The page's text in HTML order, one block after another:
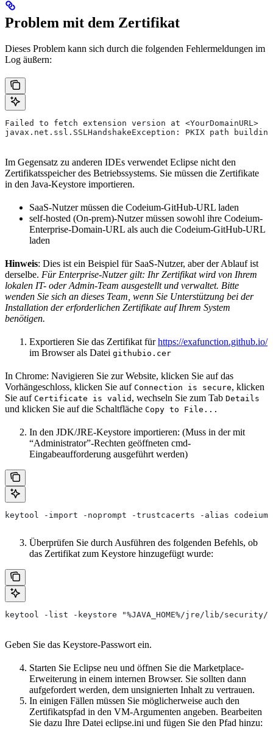
Problem mit dem Zertifikat
Dieses Problem kann sich durch die folgenden Fehlermeldungen im
Log äußern:
Failed to fetch extension version at <YourDomainURL>
javax.net.ssl.SSLHandshakeException: PKIX path
Im Gegensatz zu anderen IDEs verwendet Eclipse nicht den
Zertifikatsspeicher des Betriebssystems. Sie müssen die Zertifikate
in den Java-Keystore importieren.
SaaS-Nutzer müssen die Codeium-GitHub-URL laden
self-hosted (On-prem)-Nutzer müssen sowohl ihre Codeium-
Enterprise-Domain-URL als auch die Codeium-GitHub-URL
laden
Hinweis: Dies ist ein Beispiel für SaaS-Nutzer, aber der Ablauf ist
derselbe. Für Enterprise-Nutzer gilt: Ihr Zertifikat wird von Ihrem
lokalen IT- oder Admin-Team ausgestellt und verwaltet. Bitte
wenden Sie sich an dieses Team, wenn Sie Unterstützung bei der
Installation der erforderlichen Zertifikate auf Ihrem System
benötigen.
Exportieren Sie das Zertifikat fürhttps://exafunction.github.io/
im Browser als Datei githubio.cer
In Chrome: Navigieren Sie zur Website, klicken Sie auf das
Vorhängeschloss, klicken Sie auf Connection is secure, klicken
Sie auf Certificate is valid , wechseln Sie zum Tab Details
und klicken Sie auf die Schaltfläche Copy to File...
In den JDK/JRE-Keystore importieren: (Muss in der mit
“Administrator”-Rechten geöffneten cmd-
Eingabeaufforderung ausgeführt werden)
keytool -import -noprompt -trustcacerts -alias
Überprüfen Sie durch Ausführen des folgenden Befehls, ob
das Zertifikat zum Keystore hinzugefügt wurde:
keytool -list -keystore "%JAVA_HOME%/jre/lib/
Geben Sie das Keystore-Passwort ein.
Starten Sie Eclipse neu und öffnen Sie die Marketplace-
Erweiterung in einem internen Browser. Sie sollten dann
aufgefordert werden, dem unsignierten Inhalt zu vertrauen.
In einigen Fällen müssen Sie möglicherweise auch den
Zertifikatspfad in den VM-Argumenten angeben. Bearbeiten
Sie dazu Ihre Datei eclipse.ini und fügen Sie den Pfad hinzu: